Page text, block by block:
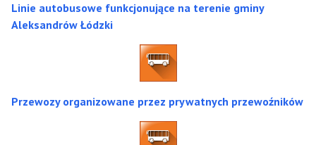
Linie autobusowe funkcjonujące na terenie gminy
Aleksandrów Łódzki
Przewozy organizowane przez prywatnych przewoźników